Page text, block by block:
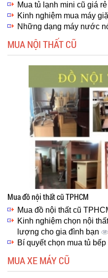
Mua tủ lạnh mini cũ giá rẻ
Kinh nghiệm mua máy
Những dạng máy nước
MUA NỘI THẤT CŨ
Mua đồ nội thất cũ TPHCM
Mua đồ nội thất cũ
Kinh nghiệm chọn nội
lượng cho gia đình bạn
Bí quyết chọn mua tủ
MUA XE MÁY CŨ